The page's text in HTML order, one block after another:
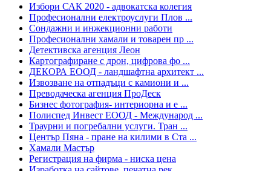
Избори САК 2020 - адвокатска колегия
Професионални електроуслуги Плов ...
Сондажни и инжекционни работи
Професионални хамали и товарен пр ...
Детективска агенция Леон
Картографиране с дрон, цифрова фо ...
ДЕКОРА ЕООД - ландшафтна архитект ...
Извозване на отпадъци с камиони и ...
Преводаческа агенция ПроДеск
Бизнес фотография- интериорна и е ...
Полиспед Инвест ЕООД - Международ ...
Траурни и погребални услуги. Тран ...
Център Пяна - пране на килими в Ста ...
Хамали Мастър
Регистрация на фирма - ниска цена